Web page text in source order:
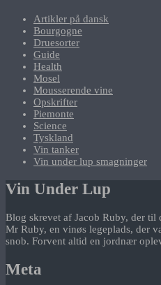
Artikler på dansk
Bourgogne
Druesorter
Guide
Health
Mosel
Mousserende vine
Opskrifter
Piemonte
Science
Tyskland
Vin tanker
Vin under lup smagninger
Vin Under Lup
Blog skrevet af Jacob Ruby, der
Mr Ruby, en vinøs legeplads, der
snob. Forvent altid en jordnær
Meta